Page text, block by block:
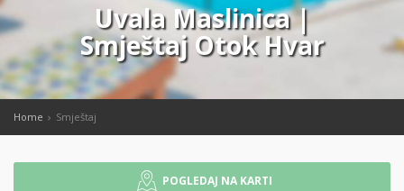
Uvala Maslinica |
Smještaj Otok Hvar
Home Smještaj
POGLEDAJ NA KARTI